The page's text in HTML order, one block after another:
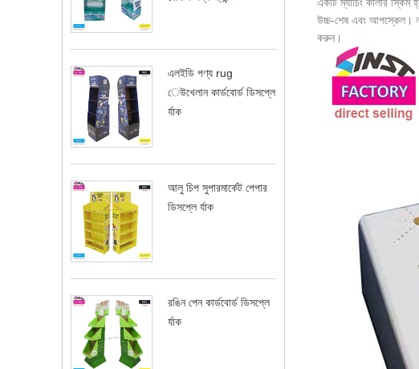
এলইডি পণ্য rug
েউখেলান কার্ডবোর্ড ডিসপ্লে
র্যাক
আলু চিপ সুপারমার্কেট পেপার
ডিসপ্লে র্যাক
রঙিন পেন কার্ডবোর্ড ডিসপ্লে
র্যাক
উচ্চ-শেষ এবং আপস্কেল।
করুন।